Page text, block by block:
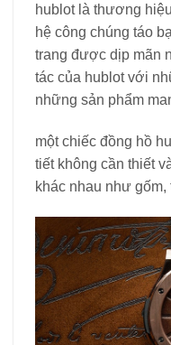
hublot là thương
hệ công chúng táo
trang được dịp mãn
tác của hublot với
những sản phẩm
một chiếc đồng hồ
tiết không cần thiết
khác nhau như